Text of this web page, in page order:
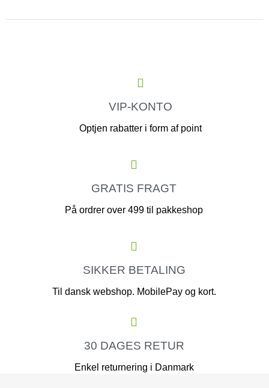
VIP-KONTO
Optjen rabatter i form af point
GRATIS FRAGT
På ordrer over 499 til pakkeshop
SIKKER BETALING
Til dansk webshop. MobilePay og kort.
30 DAGES RETUR
Enkel returnering i Danmark